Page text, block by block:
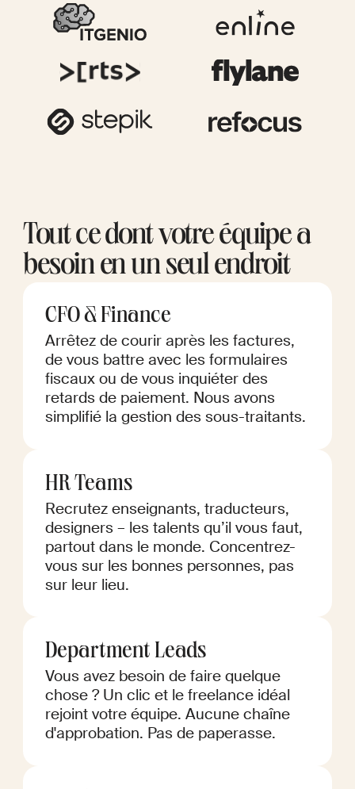
Tout ce dont votre équipe a
besoin en un seul endroit
CFO & Finance
Arrêtez de courir après les factures,
de vous battre avec les formulaires
fiscaux ou de vous inquiéter des
retards de paiement. Nous avons
simplifié la gestion des sous-traitants.
HR Teams
Recrutez enseignants, traducteurs,
designers – les talents qu’il vous faut,
partout dans le monde. Concentrez-
vous sur les bonnes personnes, pas
sur leur lieu.
Department Leads
Vous avez besoin de faire quelque
chose ? Un clic et le freelance idéal
rejoint votre équipe. Aucune chaîne
d'approbation. Pas de paperasse.